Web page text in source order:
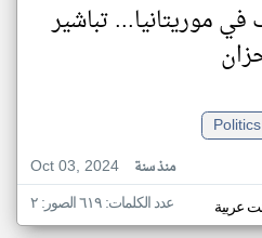
موريتانيا... تباشير
Politics
Oct 03, 2024
منذ سنة
عربية عدد الكلمات: ٦١٩ الصور: ٢